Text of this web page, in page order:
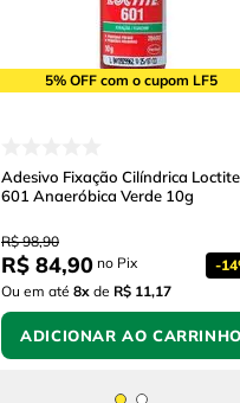
5% OFF com o cupom LF5
Adesivo Fixação Cilíndrica Loctite
601 Anaeróbica Verde 10g
R$ 98,90
R$ 84,90 no Pix -
Ou em até 8x de R$ 11,17
ADICIONAR AO CARRINHO